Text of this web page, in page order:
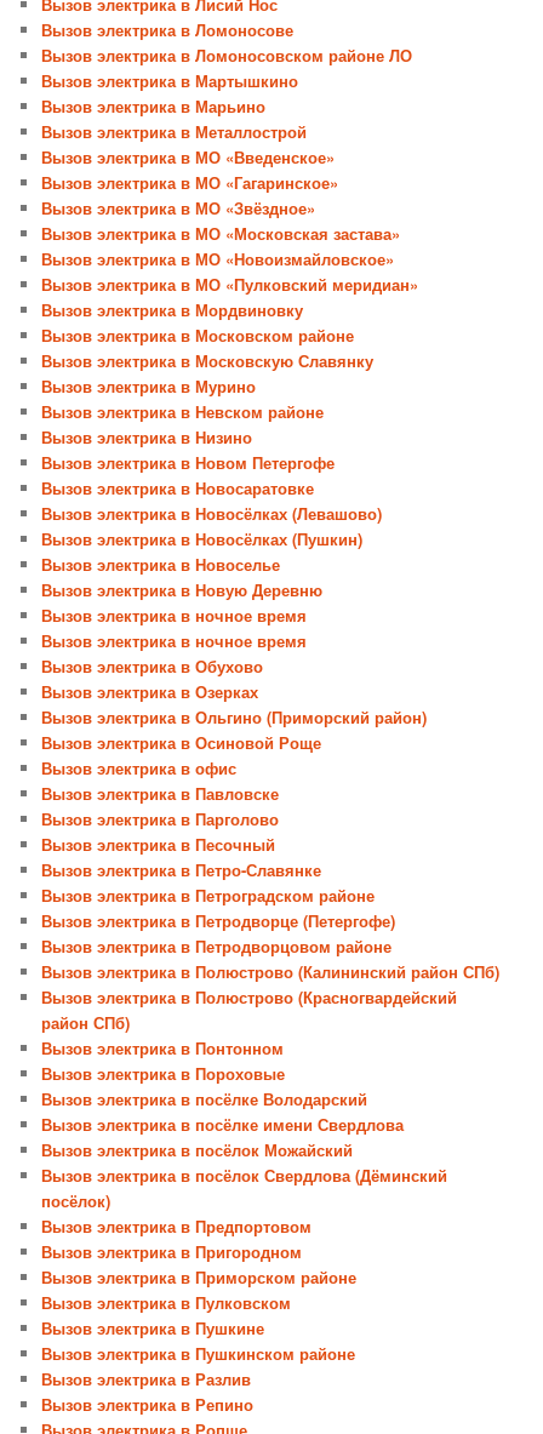
Вызов электрика в Ломоносове
Вызов электрика в Ломоносовском районе ЛО
Вызов электрика в Мартышкино
Вызов электрика в Марьино
Вызов электрика в Металлострой
Вызов электрика в МО «Введенское»
Вызов электрика в МО «Гагаринское»
Вызов электрика в МО «Звёздное»
Вызов электрика в МО «Московская застава»
Вызов электрика в МО «Новоизмайловское»
Вызов электрика в МО «Пулковский меридиан»
Вызов электрика в Мордвиновку
Вызов электрика в Московском районе
Вызов электрика в Московскую Славянку
Вызов электрика в Мурино
Вызов электрика в Невском районе
Вызов электрика в Низино
Вызов электрика в Новом Петергофе
Вызов электрика в Новосаратовке
Вызов электрика в Новосёлках (Левашово)
Вызов электрика в Новосёлках (Пушкин)
Вызов электрика в Новоселье
Вызов электрика в Новую Деревню
Вызов электрика в ночное время
Вызов электрика в ночное время
Вызов электрика в Обухово
Вызов электрика в Озерках
Вызов электрика в Ольгино (Приморский район)
Вызов электрика в Осиновой Роще
Вызов электрика в офис
Вызов электрика в Павловске
Вызов электрика в Парголово
Вызов электрика в Песочный
Вызов электрика в Петро-Славянке
Вызов электрика в Петроградском районе
Вызов электрика в Петродворце (Петергофе)
Вызов электрика в Петродворцовом районе
Вызов электрика в Полюстрово (Калининский район СПб)
Вызов электрика в Полюстрово (Красногвардейский
район СПб)
Вызов электрика в Понтонном
Вызов электрика в Пороховые
Вызов электрика в посёлке Володарский
Вызов электрика в посёлке имени Свердлова
Вызов электрика в посёлок Можайский
Вызов электрика в посёлок Свердлова (Дёминский
посёлок)
Вызов электрика в Предпортовом
Вызов электрика в Пригородном
Вызов электрика в Приморском районе
Вызов электрика в Пулковском
Вызов электрика в Пушкине
Вызов электрика в Пушкинском районе
Вызов электрика в Разлив
Вызов электрика в Репино
Вызов электрика в Ропше